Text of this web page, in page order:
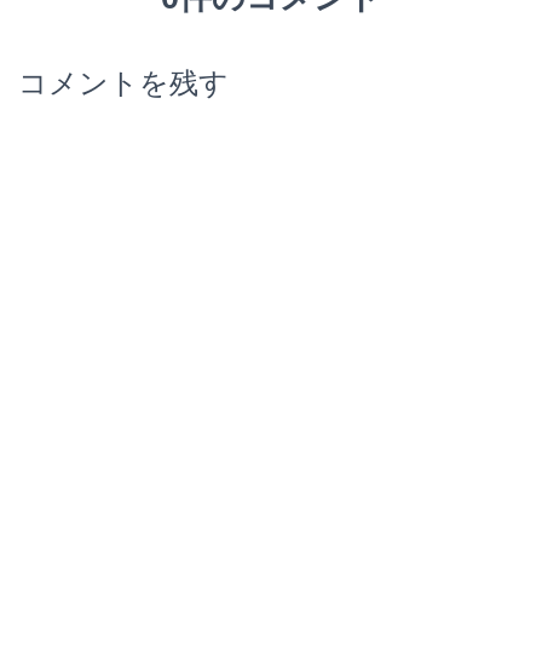
コメントを残す